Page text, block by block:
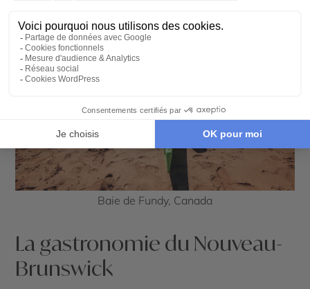
Baie de Fundy, Canada
La gastronomie du Nouveau-
Brunswick